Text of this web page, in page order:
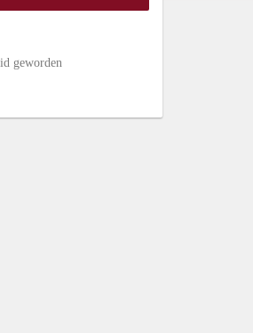
geworden